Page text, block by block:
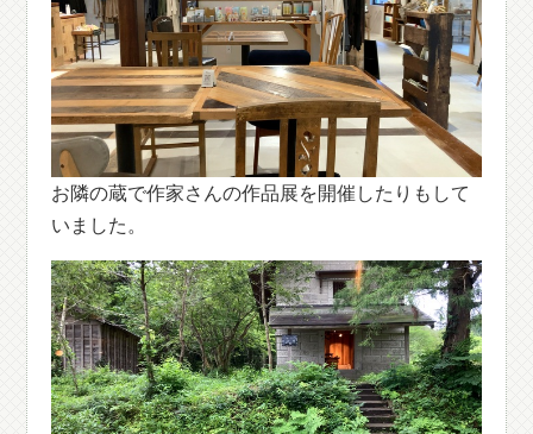
お隣の蔵で作家さんの作品展を開催したりもして
いました。